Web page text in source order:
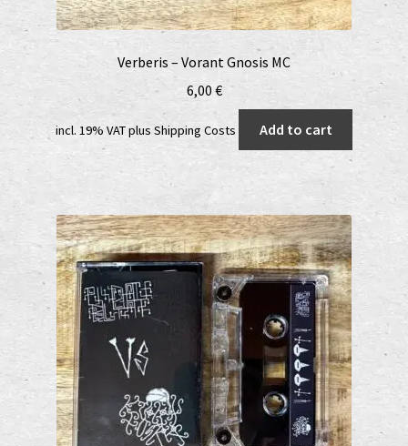
Verberis – Vorant Gnosis MC
6,00 €
incl. 19% VATplus Shipping Costs Add to cart